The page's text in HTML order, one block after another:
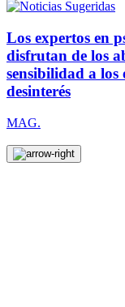
Los expertos en
disfrutan de los
sensibilidad a los
desinterés
MAG.